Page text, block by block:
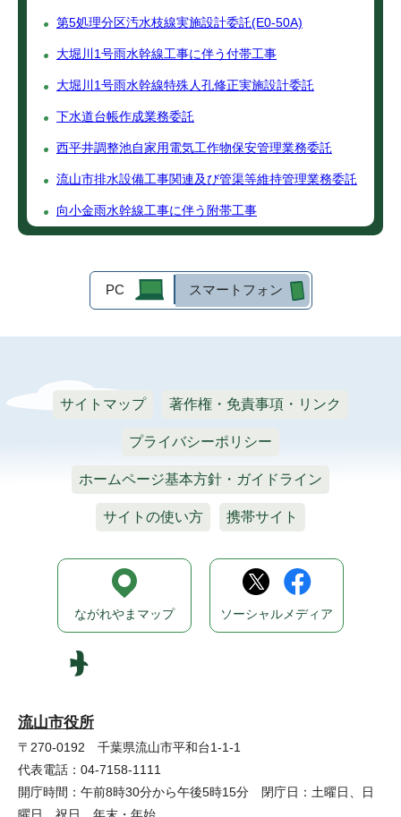
第5処理分区汚水枝線実施設計委託(E0-50A)
大堀川1号雨水幹線工事に伴う付帯工事
大堀川1号雨水幹線特殊人孔修正実施設計委託
下水道台帳作成業務委託
西平井調整池自家用電気工作物保安管理業務委託
流山市排水設備工事関連及び管渠等維持管理業務委託
向小金雨水幹線工事に伴う附帯工事
PC スマートフォン
サイトマップ 著作権・免責事項・リンク
プライバシーポリシー
ホームページ基本方針・ガイドライン
サイトの使い方 携帯サイト
流山市役所
〒270-0192 千葉県流山市平和台1-1-1
代表電話：04-7158-1111
開庁時間：午前8時30分から午後5時15分 閉庁日：土曜日、日
ながれやまマップ ソーシャルメディア